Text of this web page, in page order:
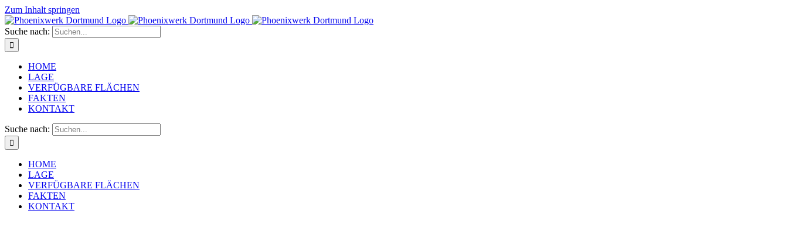
Zum Inhalt springen
Suche nach:
HOME
LAGE
VERFÜGBARE FLÄCHEN
FAKTEN
KONTAKT
Suche nach:
HOME
LAGE
VERFÜGBARE FLÄCHEN
FAKTEN
KONTAKT